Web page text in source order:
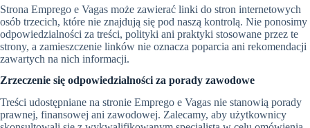
Strona Emprego e Vagas może zawierać linki do stron internetowych
osób trzecich, które nie znajdują się pod naszą kontrolą. Nie ponosimy
odpowiedzialności za treści, polityki ani praktyki stosowane przez te
strony, a zamieszczenie linków nie oznacza poparcia ani rekomendacji
zawartych na nich informacji.
Zrzeczenie się odpowiedzialności za porady zawodowe
Treści udostępniane na stronie Emprego e Vagas nie stanowią porady
prawnej, finansowej ani zawodowej. Zalecamy, aby użytkownicy